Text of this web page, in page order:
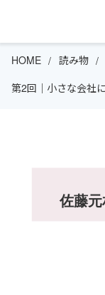
HOME 読み物
第2回｜小さな会社
佐藤